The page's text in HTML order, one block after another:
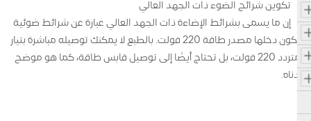
تكوين شرائح الضوء ذات الجهد العالي
إن ما يسمى بشرائط الإضاءة ذات الجهد العالي عبارة عن شرائط ضوئية
يكون دخلها مصدر طاقة 220 فولت. بالطبع لا يمكنك توصيله مباشرة بتيار
متردد 220 فولت، بل تحتاج أيضًا إلى توصيل قابس طاقة، كما هو موضح
أدناه.